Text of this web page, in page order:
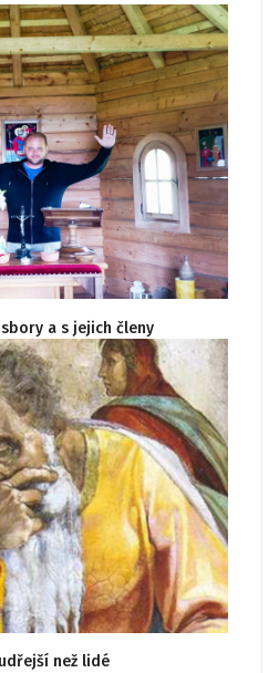
a s jejich členy
než lidé